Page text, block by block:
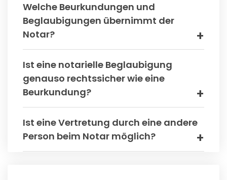
Welche Beurkundungen und
Beglaubigungen übernimmt der
Notar?
Ist eine notarielle Beglaubigung
genauso rechtssicher wie eine
Beurkundung?
Ist eine Vertretung durch eine andere
Person beim Notar möglich?